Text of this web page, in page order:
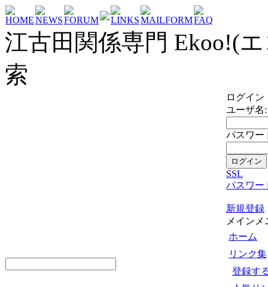
HOMENEWSFORUM LINKSMAILFORMFAQ
江古田関係専門 Ekoo!(
索
ログイン
ユーザ名:
パスワー
SSL
パスワー
新規登録
メインメ
ホーム
リンク集
登録す